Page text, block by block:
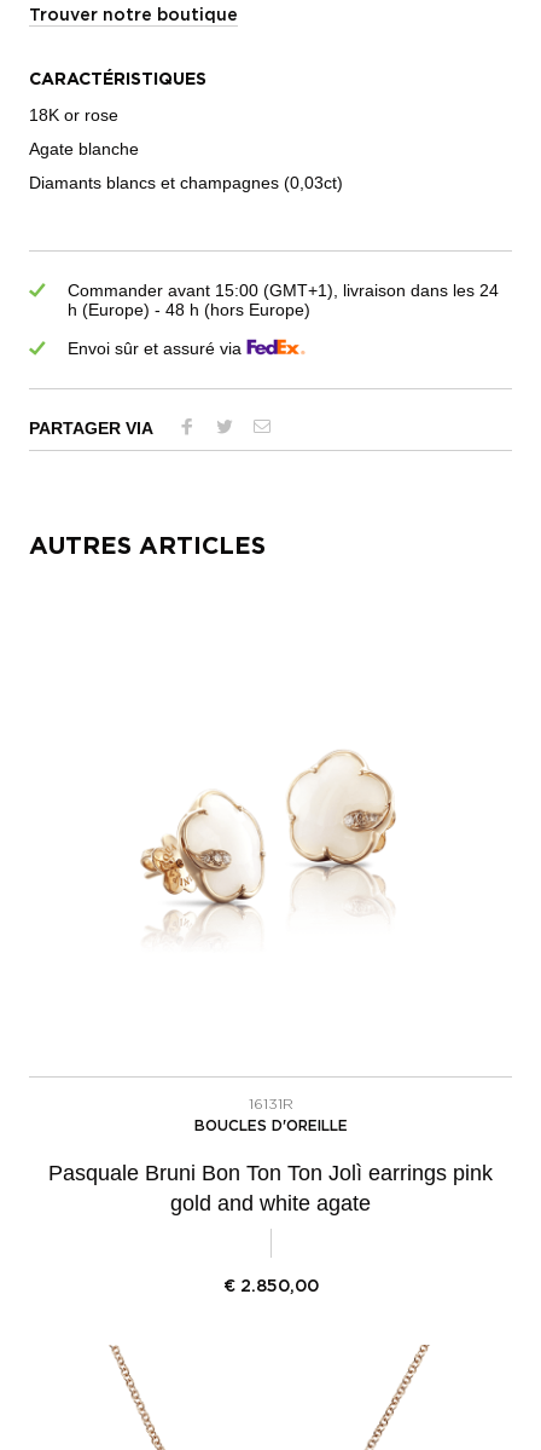
Trouver notre boutique
CARACTÉRISTIQUES
18K or rose
Agate blanche
Diamants blancs et champagnes (0,03ct)
Commander avant 15:00 (GMT+1), livraison dans les 24
h (Europe) - 48 h (hors Europe)
Envoi sûr et assuré via
PARTAGER VIA
AUTRES ARTICLES
16131R
BOUCLES D'OREILLE
Pasquale Bruni Bon Ton Ton Jolì earrings pink
gold and white agate
€ 2.850,00